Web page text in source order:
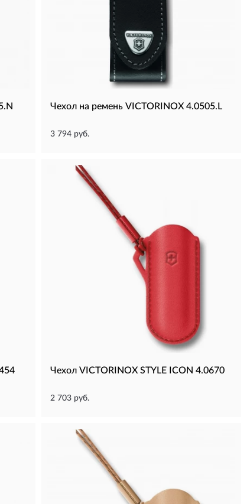
Чехол на ремень VICTORINOX 4.0505.L
3 794 руб.
Чехол VICTORINOX STYLE ICON 4.0670
2 703 руб.